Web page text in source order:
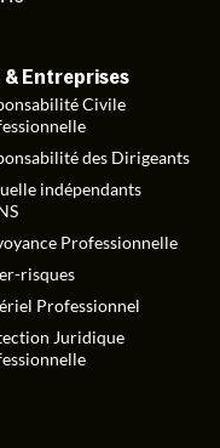
& Entreprises
Civile
des Dirigeants
indépendants
Professionnelle
risques
Professionnel
Juridique